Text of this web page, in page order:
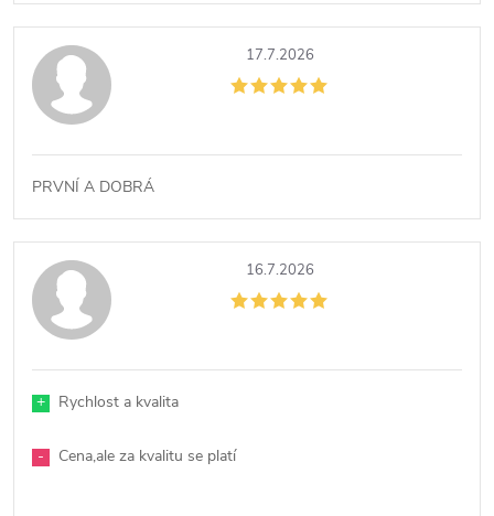
17.7.2026
PRVNÍ A DOBRÁ
16.7.2026
+ Rychlost a kvalita
- Cena,ale za kvalitu se platí